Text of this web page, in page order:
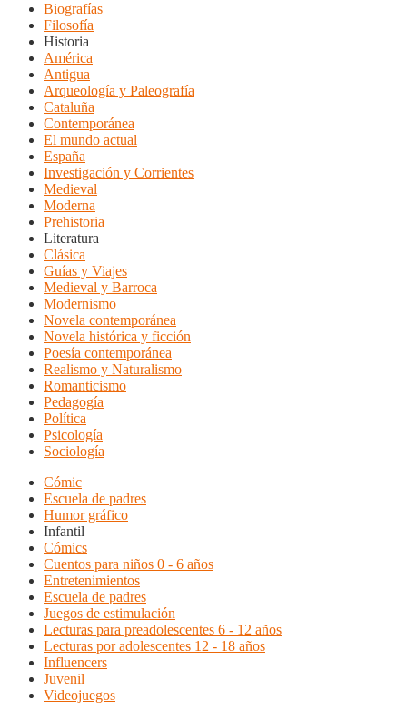
Biografías
Filosofía
Historia
América
Antigua
Arqueología y Paleografía
Cataluña
Contemporánea
El mundo actual
España
Investigación y Corrientes
Medieval
Moderna
Prehistoria
Literatura
Clásica
Guías y Viajes
Medieval y Barroca
Modernismo
Novela contemporánea
Novela histórica y ficción
Poesía contemporánea
Realismo y Naturalismo
Romanticismo
Pedagogía
Política
Psicología
Sociología
Cómic
Escuela de padres
Humor gráfico
Infantil
Cómics
Cuentos para niños 0 - 6 años
Entretenimientos
Escuela de padres
Juegos de estimulación
Lecturas para preadolescentes 6 - 12 años
Lecturas por adolescentes 12 - 18 años
Influencers
Juvenil
Videojuegos